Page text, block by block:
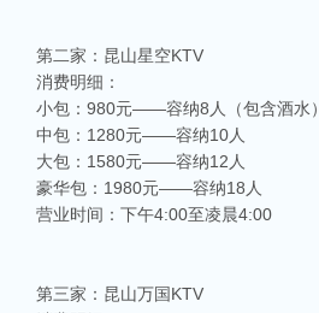
第二家：昆山星空KTV
消费明细：
小包：980元——容纳8人（包含酒水）
中包：1280元——容纳10人
大包：1580元——容纳12人
豪华包：1980元——容纳18人
营业时间：下午4:00至凌晨4:00
第三家：昆山万国KTV